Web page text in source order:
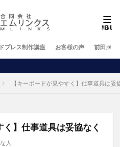
プレス制作講座 お客様の声 前田が行
【キーボードが見やすく】仕事道具は妥
く】仕事道具は妥協なく
人